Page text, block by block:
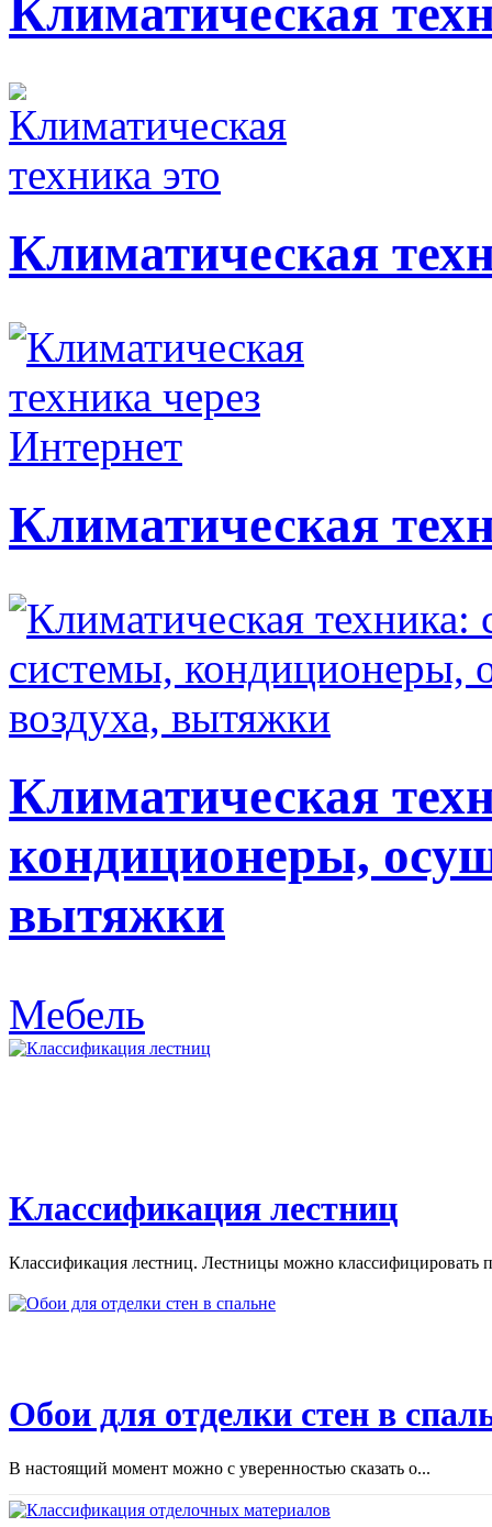
Климатическая
Климатическая
Климатическая
Климатическая
кондиционеры,
вытяжки
Мебель
Классификация лестниц
Классификация лестниц. Лестницы можно классифицировать
Обои для отделки стен в
В настоящий момент можно с уверенностью сказать о...